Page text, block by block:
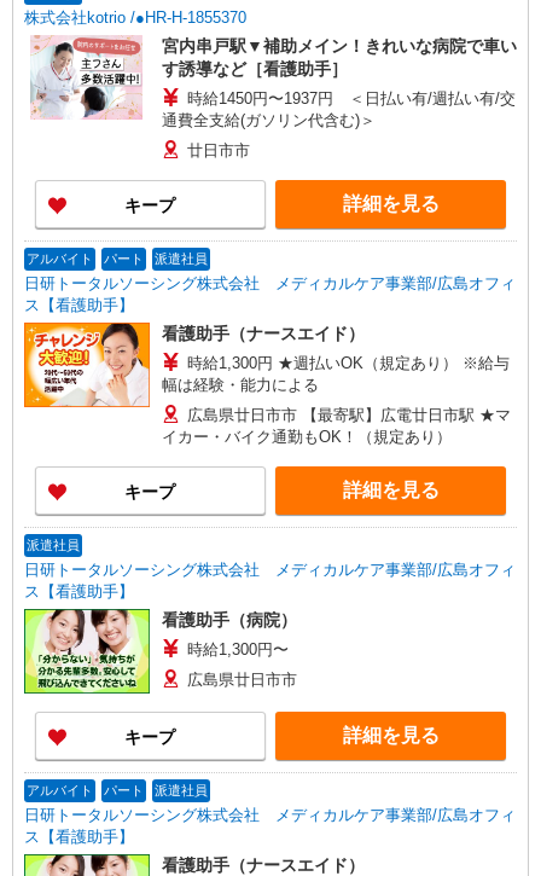
株式会社kotrio /●HR-H-1855370
宮内串戸駅▼補助メイン！きれいな病院で車い
す誘導など［看護助手］
時給1450円〜1937円 ＜日払い有/週払い有/交
通費全支給(ガソリン代含む)＞
廿日市市
キープ 詳細を見る
アルバイト パート 派遣社員
日研トータルソーシング株式会社 メディカルケア事業部/広島オフィ
ス【看護助手】
看護助手（ナースエイド）
時給1,300円 ★週払いOK（規定あり） ※給与
幅は経験・能力による
広島県廿日市市 【最寄駅】広電廿日市駅 ★マ
イカー・バイク通勤もOK！（規定あり）
キープ 詳細を見る
派遣社員
日研トータルソーシング株式会社 メディカルケア事業部/広島オフィ
ス【看護助手】
看護助手（病院）
時給1,300円〜
広島県廿日市市
キープ 詳細を見る
アルバイト パート 派遣社員
日研トータルソーシング株式会社 メディカルケア事業部/広島オフィ
ス【看護助手】
看護助手（ナースエイド）